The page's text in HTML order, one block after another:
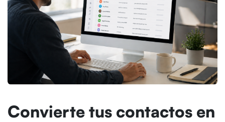
Convierte tus contactos en